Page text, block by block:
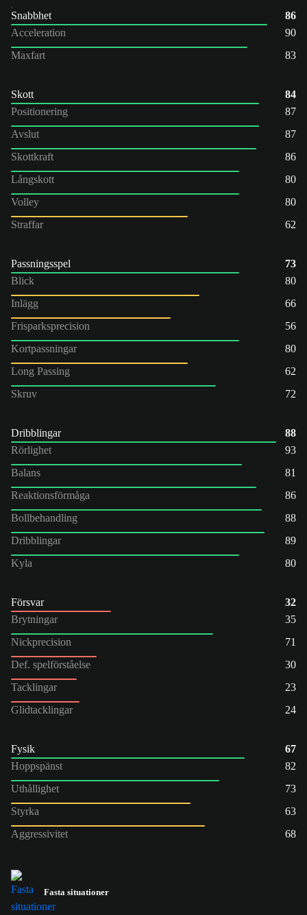
Snabbhet
86
Acceleration
90
Maxfart
83
Skott
84
Positionering
87
Avslut
87
Skottkraft
86
Långskott
80
Volley
80
Straffar
62
Passningsspel
73
Blick
80
Inlägg
66
Frisparksprecision
56
Kortpassningar
80
Long Passing
62
Skruv
72
Dribblingar
88
Rörlighet
93
Balans
81
Reaktionsförmåga
86
Bollbehandling
88
Dribblingar
89
Kyla
80
Försvar
32
Brytningar
35
Nickprecision
71
Def. spelförståelse
30
Tacklingar
23
Glidtacklingar
24
Fysik
67
Hoppspänst
82
Uthållighet
73
Styrka
63
Aggressivitet
68
Fasta situationer